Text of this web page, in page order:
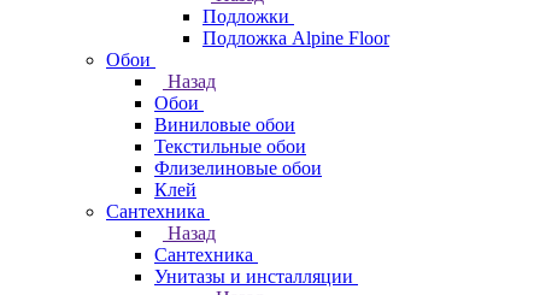
Подложки
Подложка Alpine Floor
Обои
Назад
Обои
Виниловые обои
Текстильные обои
Флизелиновые обои
Клей
Сантехника
Назад
Сантехника
Унитазы и инсталляции